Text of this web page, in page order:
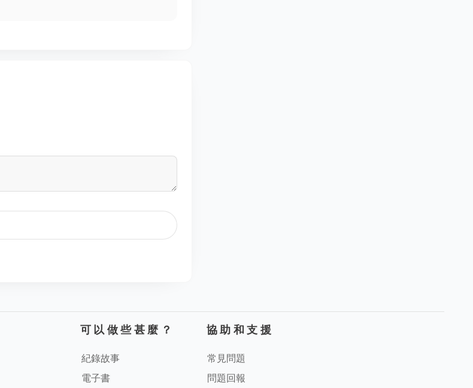
可以做些甚麼？
紀錄故事
電子書
協助和支援
常見問題
問題回報